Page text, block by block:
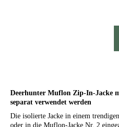
Deerhunter Muflon Zip-In-Jacke
separat verwendet werden
Die isolierte Jacke in einem
oder in die Muflon-Jacke Nr. 2